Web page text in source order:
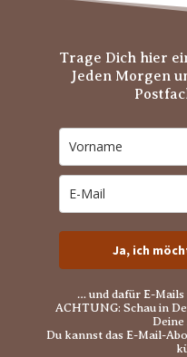
Trage Dich hier
Jeden Morgen
Ja, ich
… und dafür E-
ACHTUNG: Schau in
Du kannst das E-Mail-